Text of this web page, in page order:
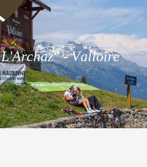
L'Archaz" - Valloire